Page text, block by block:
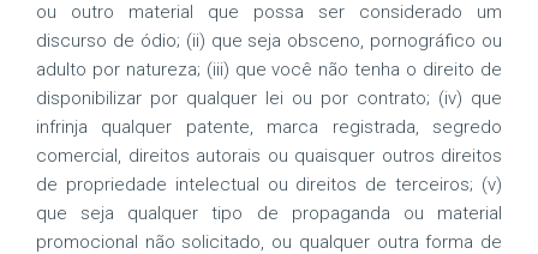
ou outro material que possa ser considerado um
discurso de ódio; (ii) que seja obsceno, pornográfico ou
adulto por natureza; (iii) que você não tenha o direito de
disponibilizar por qualquer lei ou por contrato; (iv) que
infrinja qualquer patente, marca registrada, segredo
comercial, direitos autorais ou quaisquer outros direitos
de propriedade intelectual ou direitos de terceiros; (v)
que seja qualquer tipo de propaganda ou material
promocional não solicitado, ou qualquer outra forma de